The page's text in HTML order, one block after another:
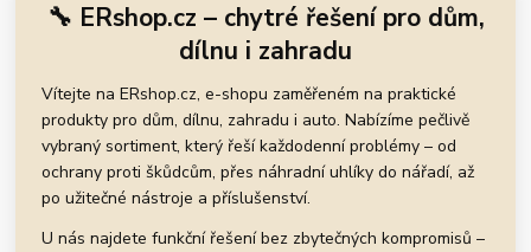
🔧 ERshop.cz – chytré řešení pro dům,
dílnu i zahradu
Vítejte na ERshop.cz, e-shopu zaměřeném na praktické
produkty pro dům, dílnu, zahradu i auto. Nabízíme pečlivě
vybraný sortiment, který řeší každodenní problémy – od
ochrany proti škůdcům, přes náhradní uhlíky do nářadí, až
po užitečné nástroje a příslušenství.
U nás najdete funkční řešení bez zbytečných kompromisů –